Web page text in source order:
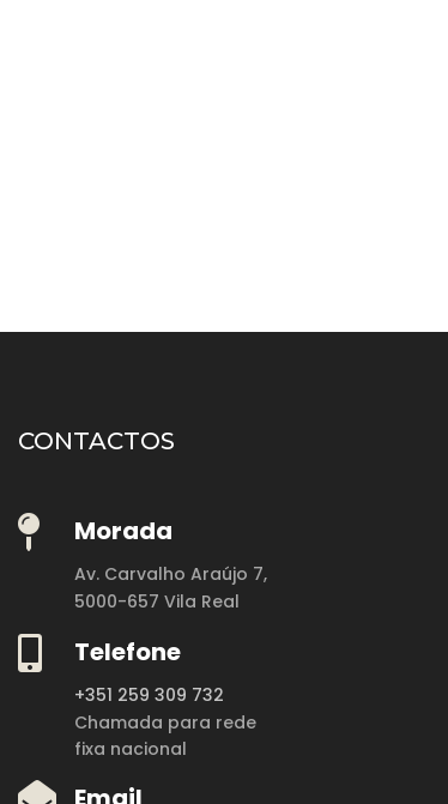
CONTACTOS
 Morada
Av. Carvalho Araújo 7,
5000-657 Vila Real
 Telefone
+351 259 309 732
Chamada para rede
fixa nacional